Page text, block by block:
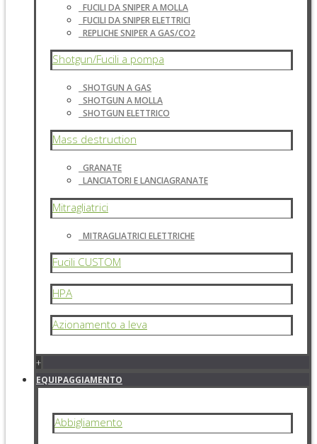
FUCILI DA SNIPER A MOLLA
FUCILI DA SNIPER ELETTRICI
REPLICHE SNIPER A GAS/CO2
Shotgun/Fucili a pompa
SHOTGUN A GAS
SHOTGUN A MOLLA
SHOTGUN ELETTRICO
Mass destruction
GRANATE
LANCIATORI E LANCIAGRANATE
Mitragliatrici
MITRAGLIATRICI ELETTRICHE
Fucili CUSTOM
HPA
Azionamento a leva
+
EQUIPAGGIAMENTO
Abbigliamento